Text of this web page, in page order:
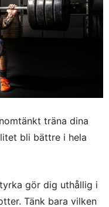
träna dina
bli bättre i hela
gör dig uthållig i
Tänk bara vilken